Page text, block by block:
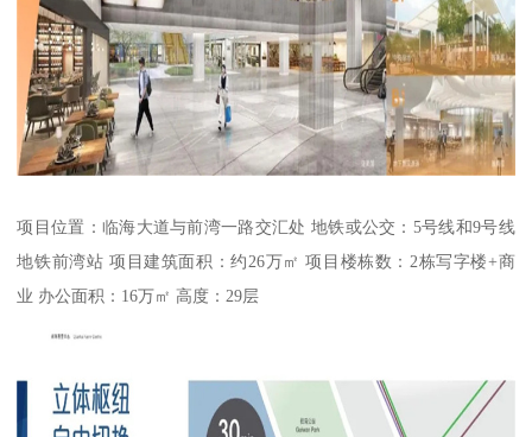
项目位置：临海大道与前湾一路交汇处 地铁或公交：5号线和9号线
地铁前湾站 项目建筑面积：约26万㎡ 项目楼栋数：2栋写字楼+商
业 办公面积：16万㎡ 高度：29层